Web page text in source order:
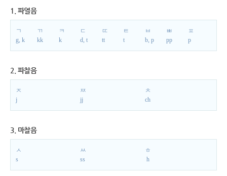
1. 파열음
ㄱ
g, k
ㄲ
kk
ㅋ
k
ㄷ
d, t
ㄸ
tt
ㅌ
t
ㅂ
b, p
ㅃ
pp
ㅍ
p
2. 파찰음
ㅈ
j
ㅉ
jj
ㅊ
ch
3. 마찰음
ㅅ
s
ㅆ
ss
ㅎ
h